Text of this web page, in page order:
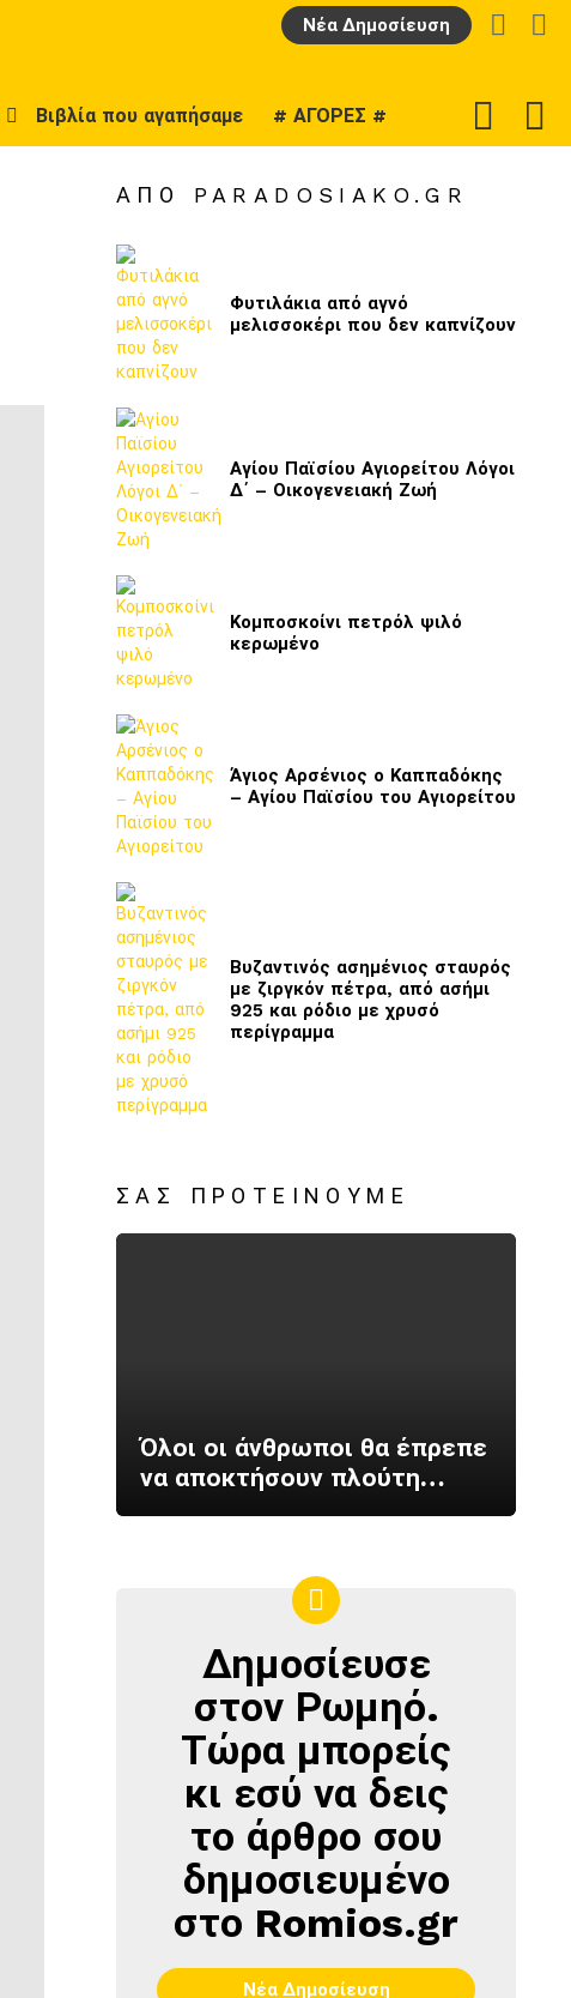
Νέα Δημοσίευση
LOGIN
Βιβλία που αγαπήσαμε # ΑΓΟΡΕΣ #
SKIN
ΑΠΌ PARADOSIAKO.GR
Φυτιλάκια από αγνό
μελισσοκέρι που δεν καπνίζουν
Αγίου Παϊσίου Αγιορείτου Λόγοι
Δ΄ – Οικογενειακή Ζωή
Κομποσκοίνι πετρόλ ψιλό
κερωμένο
Άγιος Αρσένιος ο Καππαδόκης
– Αγίου Παϊσίου του Αγιορείτου
Βυζαντινός ασημένιος σταυρός
με ζιργκόν πέτρα, από ασήμι
925 και ρόδιο με χρυσό
περίγραμμα
ΣΑΣ ΠΡΟΤΕΊΝΟΥΜΕ
Όλοι οι άνθρωποι θα έπρεπε
να αποκτήσουν πλούτη…
ΔΗΜΟΣΊΕΥΣΕ
ΣΤΟΝ
ΡΩΜΗΌ
Δημοσίευσε
στον Ρωμηό.
Τώρα μπορείς
κι εσύ να δεις
το άρθρο σου
δημοσιευμένο
στο Romios.gr
Νέα Δημοσίευση